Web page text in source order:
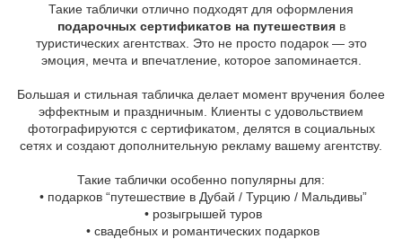
Такие таблички отлично подходят для оформления
подарочных сертификатов на путешествияв
туристических агентствах. Это не просто подарок — это
эмоция, мечта и впечатление, которое запоминается.
Большая и стильная табличка делает момент вручения более
эффектным и праздничным. Клиенты с удовольствием
фотографируются с сертификатом, делятся в социальных
сетях и создают дополнительную рекламу вашему агентству.
Такие таблички особенно популярны для:
• подарков “путешествие в Дубай / Турцию / Мальдивы”
• розыгрышей туров
• свадебных и романтических подарков